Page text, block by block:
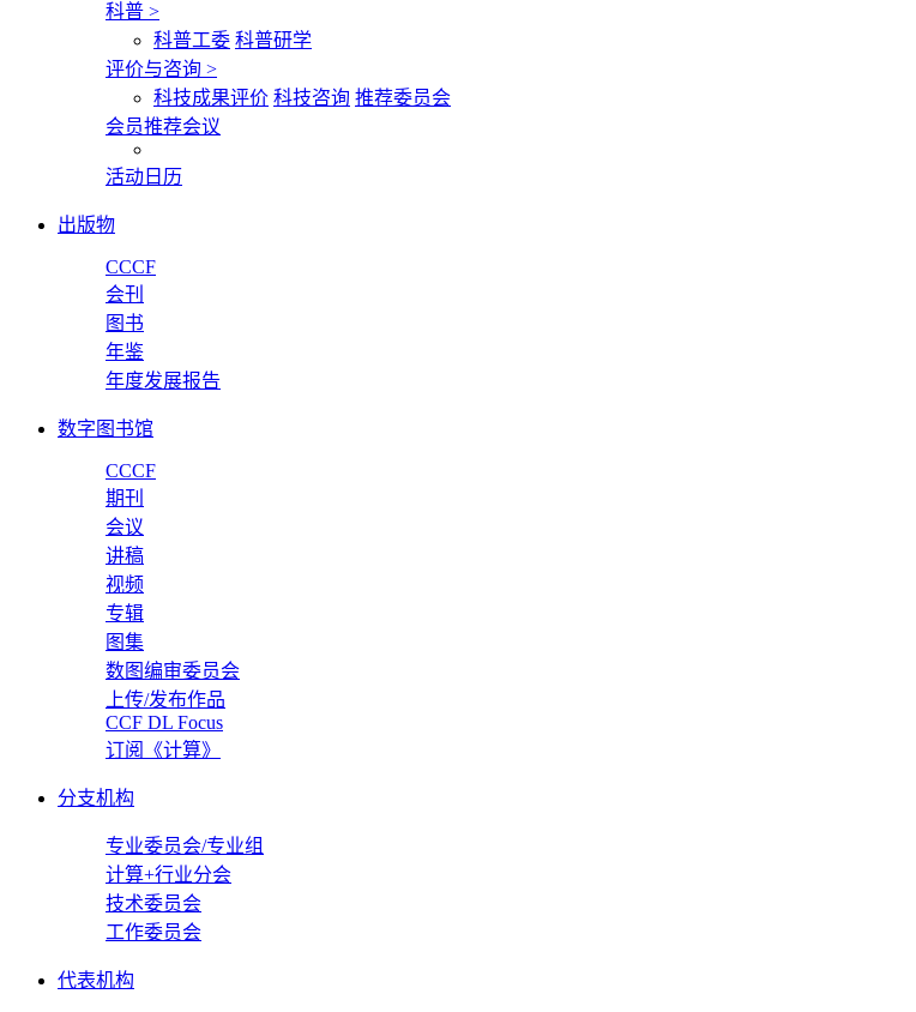
科普 >
科普工委 科普研学
评价与咨询 >
科技成果评价 科技咨询 推荐委员会
会员推荐会议
活动日历
出版物
CCCF
会刊
图书
年鉴
年度发展报告
数字图书馆
CCCF
期刊
会议
讲稿
视频
专辑
图集
数图编审委员会
上传/发布作品
CCF DL Focus
订阅《计算》
分支机构
专业委员会/专业组
计算+行业分会
技术委员会
工作委员会
代表机构